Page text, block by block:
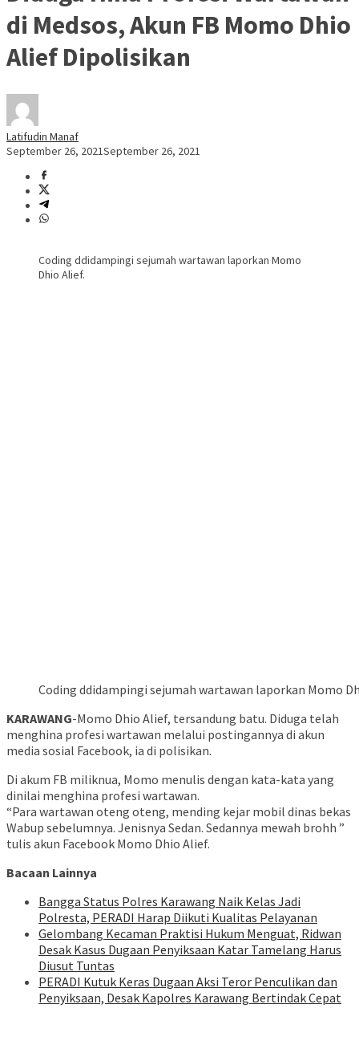
di Medsos, Akun FB Momo Dhio
Alief Dipolisikan
Latifudin Manaf
September 26, 2021September 26, 2021
Coding ddidampingi sejumah wartawan laporkan Momo
Dhio Alief.
Coding ddidampingi sejumah wartawan laporkan Momo
KARAWANG-Momo Dhio Alief, tersandung batu. Diduga telah
menghina profesi wartawan melalui postingannya di akun
media sosial Facebook, ia di polisikan.
Di akum FB miliknua, Momo menulis dengan kata-kata yang
dinilai menghina profesi wartawan.
“Para wartawan oteng oteng, mending kejar mobil dinas bekas
Wabup sebelumnya. Jenisnya Sedan. Sedannya mewah brohh ”
tulis akun Facebook Momo Dhio Alief.
Bacaan Lainnya
Bangga Status Polres Karawang Naik Kelas Jadi
Polresta, PERADI Harap Diikuti Kualitas Pelayanan
Gelombang Kecaman Praktisi Hukum Menguat, Ridwan
Desak Kasus Dugaan Penyiksaan Katar Tamelang Harus
Diusut Tuntas
PERADI Kutuk Keras Dugaan Aksi Teror Penculikan dan
Penyiksaan, Desak Kapolres Karawang Bertindak Cepat